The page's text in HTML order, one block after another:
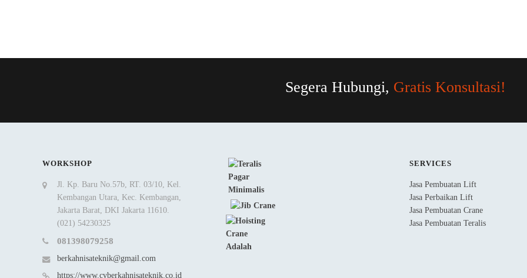
Segera Hubungi, Gratis Konsultasi!
WORKSHOP
Jl. Kp. Baru No.57b, RT. 03/10, Kel.
Kembangan Utara, Kec. Kembangan,
Jakarta Barat, DKI Jakarta 11610.
(021) 54230325
081398079258
berkahnisateknik@gmail.com
https://www.cvberkahnisateknik.co.id
SERVICES
Jasa Pembuatan Lift
Jasa Perbaikan Lift
Jasa Pembuatan Crane
Jasa Pembuatan Teralis